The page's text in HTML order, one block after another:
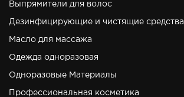
Выпрямители для волос
Дезинфицирующие и чистящие средства
Масло для массажа
Одежда одноразовая
Одноразовые Материалы
Профессиональная косметика